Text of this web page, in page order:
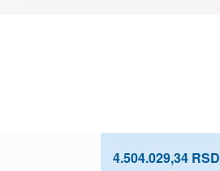
4.504.029,34 RSD